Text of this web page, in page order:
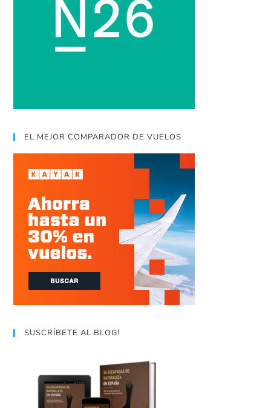
EL MEJOR COMPARADOR DE VUELOS
SUSCRÍBETE AL BLOG!